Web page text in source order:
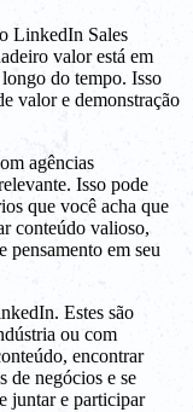
LinkedIn Sales
valor está em
do tempo. Isso
valor e demonstração
agências
Isso pode
que você acha que
conteúdo valioso,
pensamento em seu
Estes são
ou com
encontrar
de negócios e se
juntar e participar